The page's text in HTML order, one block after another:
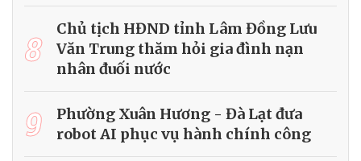
8
Chủ tịch HĐND tỉnh Lâm Đồng Lưu
Văn Trung thăm hỏi gia đình nạn
nhân đuối nước
9
Phường Xuân Hương - Đà Lạt đưa
robot AI phục vụ hành chính công